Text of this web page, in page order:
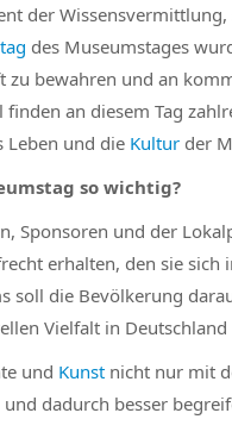
der
des Museumstages
zu bewahren und an
an diesem Tag
Leben und die Kultur der
so wichtig?
Sponsoren und der
erhalten, den sie sich
soll die Bevölkerung
Vielfalt in
und Kunst nicht nur mit
dadurch besser